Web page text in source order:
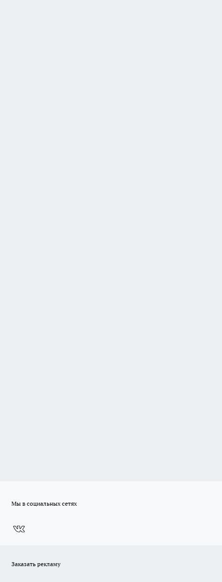
Мы в социальных сетях
Заказать рекламу